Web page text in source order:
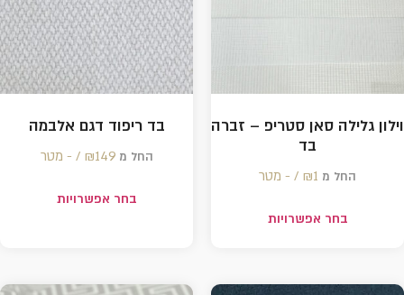
וילון גלילה סאן סטריפ – זברה
בד
החל מ ₪1 /‏‏‎ ‎- מטר
בחר אפשרויות
בד ריפוד דגם אלבמה
החל מ ₪149 /‏‏‎ ‎- מטר
בחר אפשרויות